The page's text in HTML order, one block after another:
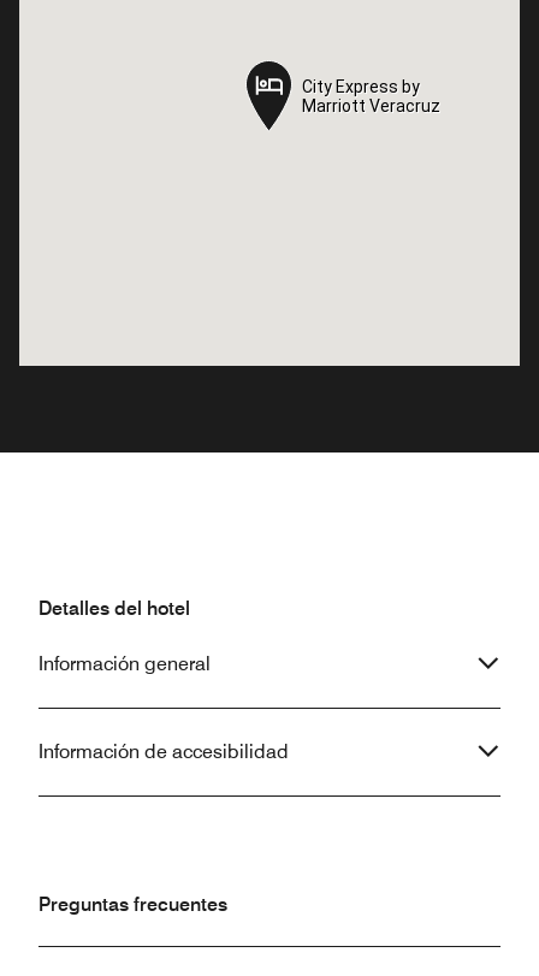
City Express by
Marriott Veracruz
City Express by
Marriott Veracruz
Detalles del hotel
Información general
Información de accesibilidad
Preguntas frecuentes